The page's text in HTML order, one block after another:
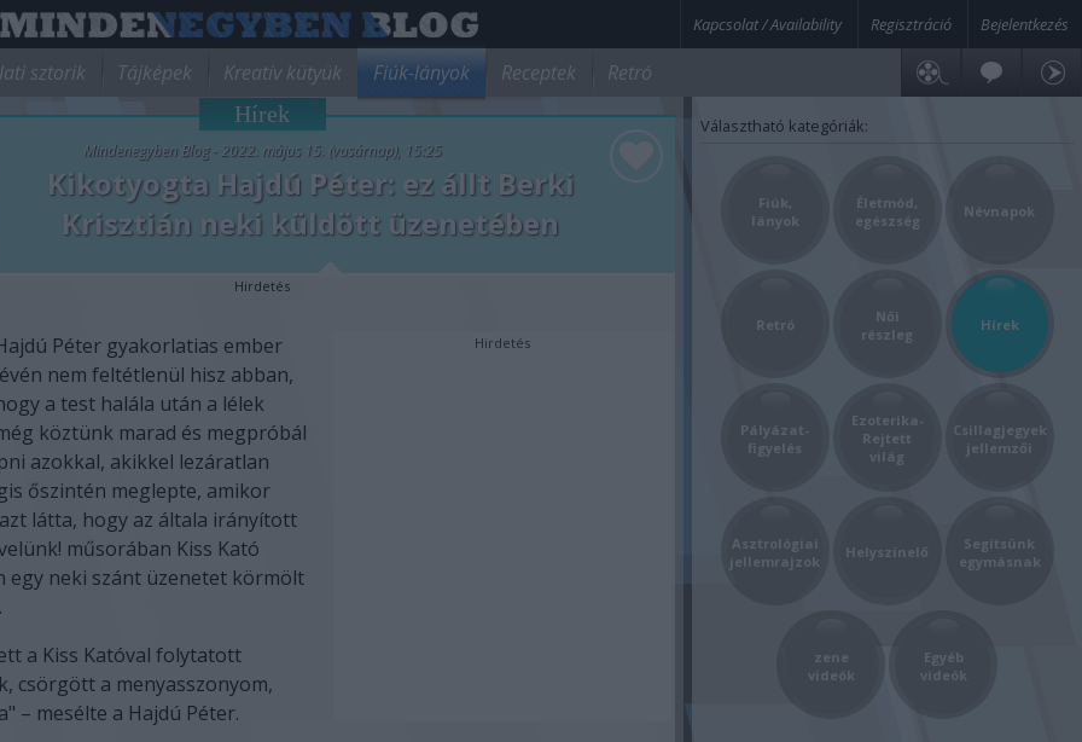
Kapcsolat / Availability Regisztráció Bejelentkezés
sztorik Tájképek Kreatív kütyük Fiúk-lányok Receptek Retró
Választható kategóriák:
Fiúk,
lányok
Életmód,
egészség
Névnapok
Retró
Női
részleg
Hírek
Pályázat-
figyelés
Ezoterika-
Rejtett
világ
Csillagjegyek
jellemzői
Asztrológiai
jellemrajzok
Helyszínelő
Segítsünk
egymásnak
zene
videók
Egyéb
videók
Hírek
Mindenegyben Blog - 2022. május 15. (vasárnap), 15:25
Kikotyogta Hajdú Péter: ez állt Berki
Krisztián neki küldött üzenetében
Hirdetés
Hirdetés
Péter gyakorlatias ember
nem feltétlenül hisz abban,
a test halála után a lélek
köztünk marad és megpróbál
azokkal, akikkel lezáratlan
őszintén meglepte, amikor
látta, hogy az általa irányított
műsorában Kiss Kató
egy neki szánt üzenetet körmölt
a Kiss Katóval folytatott
csörgött a menyasszonyom,
– mesélte a Hajdú Péter.